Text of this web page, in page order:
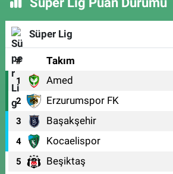
Süper Lig
# Takım
1 Amed
2 Erzurumspor FK
3 Başakşehir
4 Kocaelispor
5 Beşiktaş